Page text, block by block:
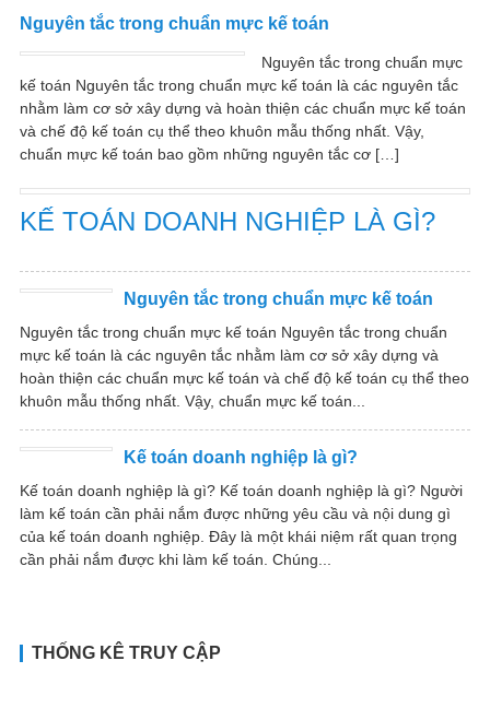
Nguyên tắc trong chuẩn mực kế toán
Nguyên tắc trong chuẩn mực
kế toán Nguyên tắc trong chuẩn mực kế toán là các nguyên tắc
nhằm làm cơ sở xây dựng và hoàn thiện các chuẩn mực kế toán
và chế độ kế toán cụ thể theo khuôn mẫu thống nhất. Vậy,
chuẩn mực kế toán bao gồm những nguyên tắc cơ […]
KẾ TOÁN DOANH NGHIỆP LÀ GÌ?
Nguyên tắc trong chuẩn mực kế toán
Nguyên tắc trong chuẩn mực kế toán Nguyên tắc trong chuẩn
mực kế toán là các nguyên tắc nhằm làm cơ sở xây dựng và
hoàn thiện các chuẩn mực kế toán và chế độ kế toán cụ thể theo
khuôn mẫu thống nhất. Vậy, chuẩn mực kế toán...
Kế toán doanh nghiệp là gì?
Kế toán doanh nghiệp là gì? Kế toán doanh nghiệp là gì? Người
làm kế toán cần phải nắm được những yêu cầu và nội dung gì
của kế toán doanh nghiệp. Đây là một khái niệm rất quan trọng
cần phải nắm được khi làm kế toán. Chúng...
THỐNG KÊ TRUY CẬP